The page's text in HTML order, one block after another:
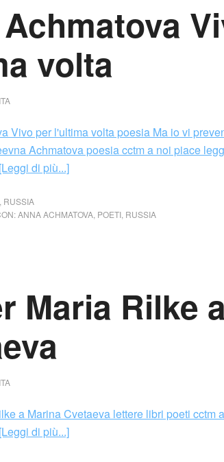
volta
[Leggi di più...]
RUSSIA
ANNA ACHMATOVA POETI RUSSIA
Maria Rilke
[Leggi di più...]